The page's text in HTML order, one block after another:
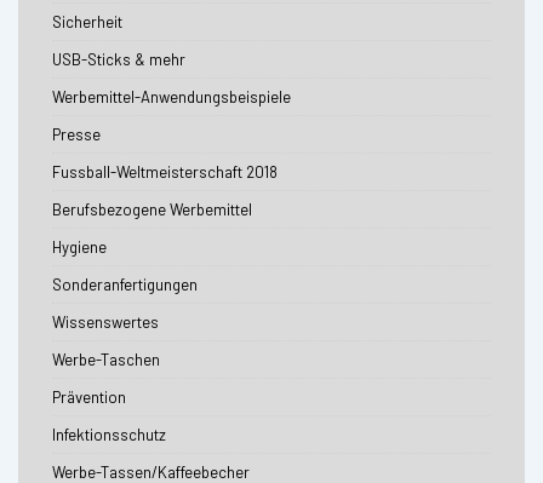
Sicherheit
USB-Sticks & mehr
Werbemittel-Anwendungsbeispiele
Presse
Fussball-Weltmeisterschaft 2018
Berufsbezogene Werbemittel
Hygiene
Sonderanfertigungen
Wissenswertes
Werbe-Taschen
Prävention
Infektionsschutz
Werbe-Tassen/Kaffeebecher